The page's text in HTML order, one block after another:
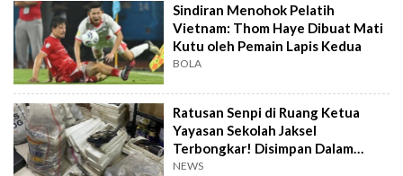
Sindiran Menohok Pelatih
Vietnam: Thom Haye Dibuat Mati
Kutu oleh Pemain Lapis Kedua
BOLA
Ratusan Senpi di Ruang Ketua
Yayasan Sekolah Jaksel
Terbongkar! Disimpan Dalam
Karung dan Styrofoam
NEWS